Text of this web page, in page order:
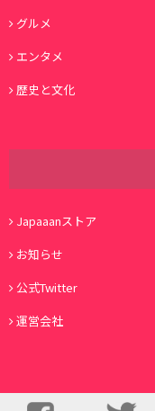
グルメ
エンタメ
歴史と文化
Japaaanストア
お知らせ
公式Twitter
運営会社